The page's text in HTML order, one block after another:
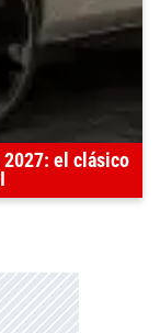
2027: el clásico